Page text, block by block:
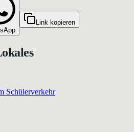
Link kopieren
Schülerverkehr